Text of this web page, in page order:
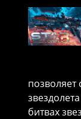
позволяет
битвах